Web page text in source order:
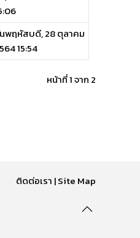
พฤหัสบดี, 28 ตุลาคม
15:54
หน้าที่ 1 จาก 2
ติดต่อเรา |Site Map